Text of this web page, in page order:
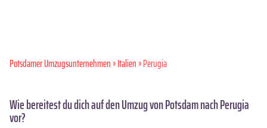
Potsdamer Umzugsunternehmen»Italien» Perugia
Wie bereitest du dich auf den Umzug von Potsdam nach Perugia
vor?